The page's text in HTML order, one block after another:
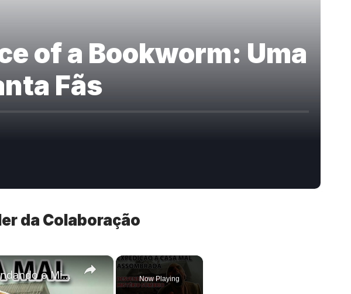
of a Bookworm: Uma
Fãs
da Colaboração
Now Playing
×
Expedição à Casa Mal Assombrada Desvendando o Mistério Sombrio